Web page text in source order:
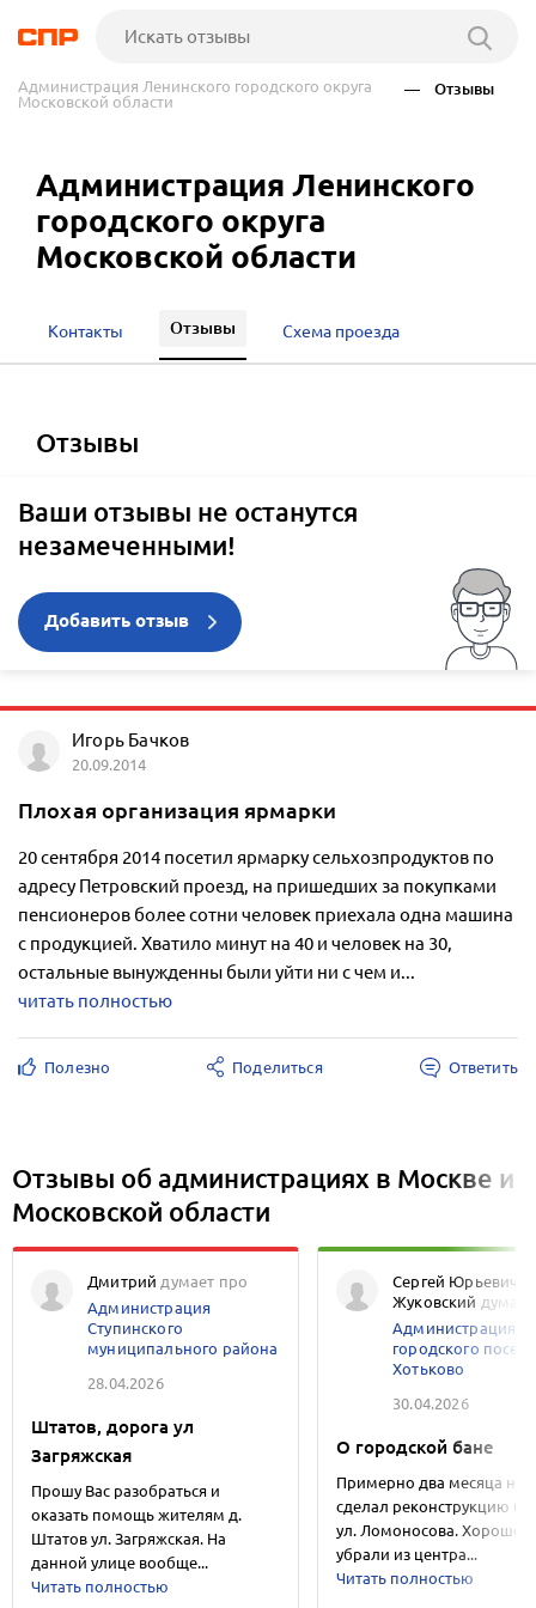
Администрация Ленинского городского округа
Московской области
— Отзывы
Администрация Ленинского
городского округа
Московской области
отзывы
Контакты Отзывы Схема проезда
Ваши отзывы не останутся
незамеченными!
Добавить отзыв
Игорь Бачков
20.09.2014
Плохая организация ярмарки
20 сентября 2014 посетил ярмарку сельхозпродуктов по
адресу Петровский проезд, на пришедших за покупками
пенсионеров более сотни человек приехала одна машина
с продукцией. Хватило минут на 40 и человек на 30,
остальные вынужденны были уйти ни с чем и...
читать полностью
Полезно Поделиться Ответить
Отзывы об администрациях в Москве и
Московской области
Дмитрий думает про
Администрация
Ступинского
муниципального района
28.04.2026
Штатов, дорога ул
Загряжская
Прошу Вас разобраться и
оказать помощь жителям д.
Штатов ул. Загряжская. На
данной улице вообще...
Читать полностью
Сергей Юрьевич
Жуковский
Администрация
городского
Хотьково
30.04.2026
О городской бане
Примерно два месяца
сделал реконструкцию
ул. Ломоносова. Хорошо,
убрали из центра...
Читать полностью